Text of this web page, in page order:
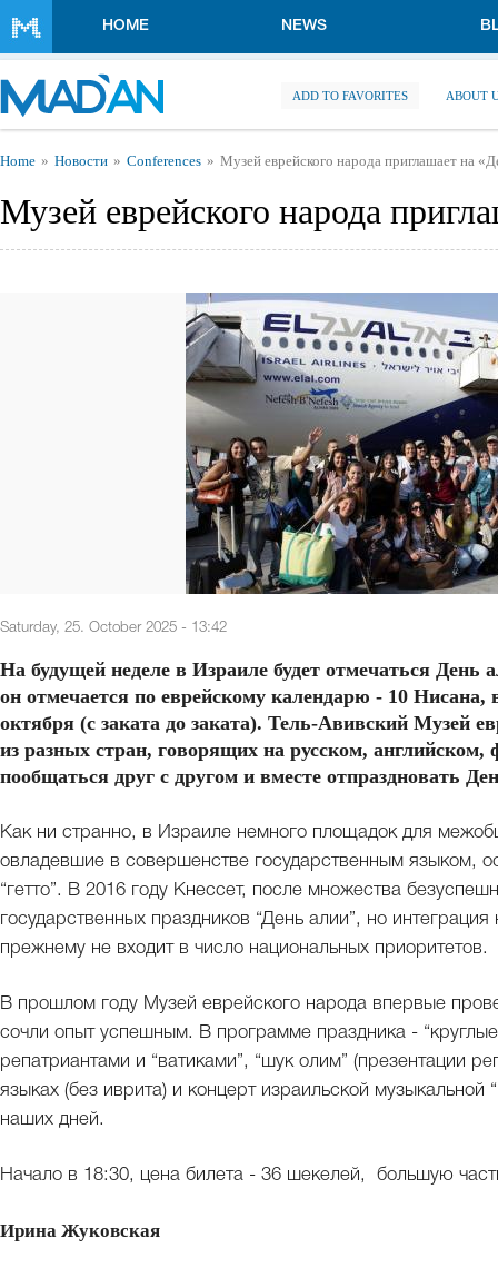
HOME NEWS
ADD TO FAVORITES ABOUT
You are here
Home Новости Conferences Музей еврейского народа приглашает на
Музей еврейского народа
Saturday, 25. October 2025 - 13:42
На будущей неделе в Израиле будет отмечаться День
он отмечается по еврейскому календарю - 10 Нисана,
октября (с заката до заката). Тель-Авивский Музей
из разных стран, говорящих на русском,
пообщаться друг с другом и вместе отпраздновать
Как ни странно, в Израиле немного площадок для
овладевшие в совершенстве государственным языком,
“гетто”. В 2016 году Кнессет, после множества
государственных праздников “День алии”, но
прежнему не входит в число национальных приоритетов.
В прошлом году Музей еврейского народа впервые
сочли опыт успешным. В программе праздника -
репатриантами и “ватиками”, “шук олим” (презентации
языках (без иврита) и концерт израильской
наших дней.
Начало в 18:30, цена билета - 36 шекелей, большую
Ирина Жуковская